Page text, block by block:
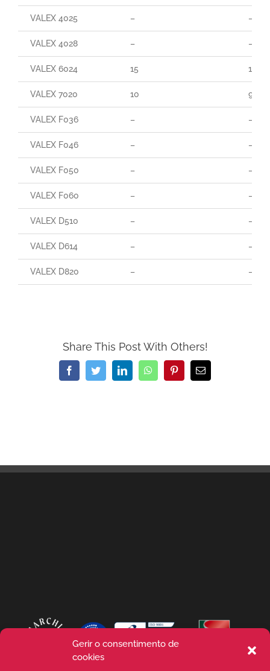
Gerir o consentimento de
cookies
VALEX 4025 – –
VALEX 4028 – –
VALEX 6024 15 165
VALEX 7020 10 90
VALEX F036 – –
VALEX F046 – –
VALEX F050 – –
VALEX F060 – –
VALEX D510 – –
VALEX D614 – –
VALEX D820 – –
Share This Post With Others!
FacebookTwitterLinkedInWhatsAppPinterestEmail